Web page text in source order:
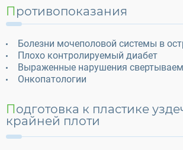
Противопоказания
Болезни мочеполовой системы в
Плохо контролируемый диабет
Выраженные нарушения
Онкопатологии
Подготовка к пластике уздечки
крайней плоти